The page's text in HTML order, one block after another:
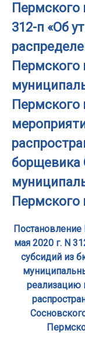
Пермского
312-п «Об
Пермского
борщевика
Пермского
Постановление
мая 2020 г. N
субсидий из
реализацию